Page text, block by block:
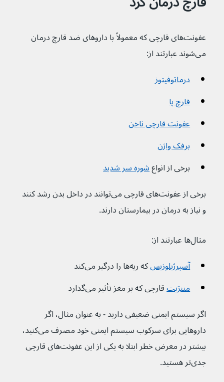
عفونت‌های قارچی که معمولاً با داروهای ضد قارچ درمان
می‌شوند عبارتند از:
درماتوفیتوز
قارچ پا
عفونت قارچی ناخن
برفک واژن
برخی از انواع شوره سر شدید
برخی از عفونت‌های قارچی می‌توانند در داخل بدن رشد کنند
و نیاز به درمان در بیمارستان دارند.
مثال‌ها عبارتند از:
آسپرژیلوزیس که ریه‌ها را درگیر می‌کند
مننژیتقارچی که بر مغز تأثیر می‌گذارد
اگر سیستم ایمنی ضعیفی دارید - به عنوان مثال، اگر
داروهایی برای سرکوب سیستم ایمنی خود مصرف می‌کنید،
بیشتر در معرض خطر ابتلا به یکی از این عفونت‌های قارچی
جدی‌تر هستید.